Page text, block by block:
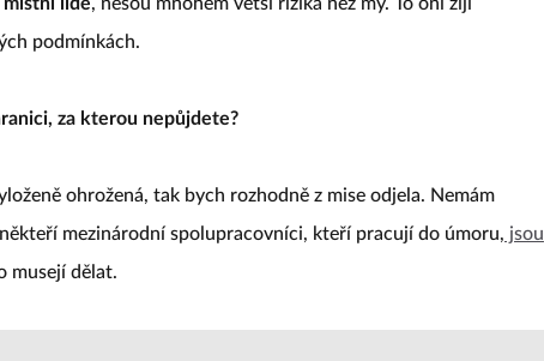
podmínkách.
za kterou nepůjdete?
ohrožená, tak bych rozhodně z mise odjela. Nemám
mezinárodní spolupracovníci, kteří pracují do úmoru, jsou
musejí dělat.